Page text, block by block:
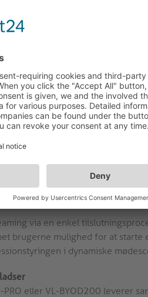
for nøjagtig gengivelse af farver
og
og 5 GHz frekvensbånd, med 5
Denne dual-band-
flere trådløse enheder.
til tilsluttede perifere enheder
Denne funktion er især relevant
af AV-enheder.
Windows 10/11- og Mac OS-
sikrer ensartet AV-ydeevne og
og hardwareplatforme.
via en enkel
brugerne mulighed for at starte
i dynamiske
eller VL-BYOD200 leverer